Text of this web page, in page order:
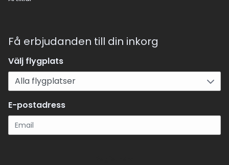
Få erbjudanden till din inkorg
Välj flygplats
E-postadress